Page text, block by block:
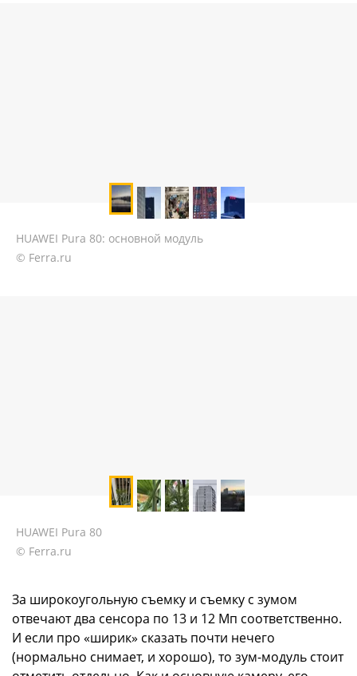
HUAWEI Pura 80: основной модуль
© Ferra.ru
HUAWEI Pura 80
© Ferra.ru
За широкоугольную съемку и съемку с зумом
отвечают два сенсора по 13 и 12 Мп соответственно.
И если про «ширик» сказать почти нечего
(нормально снимает, и хорошо), то зум-модуль стоит